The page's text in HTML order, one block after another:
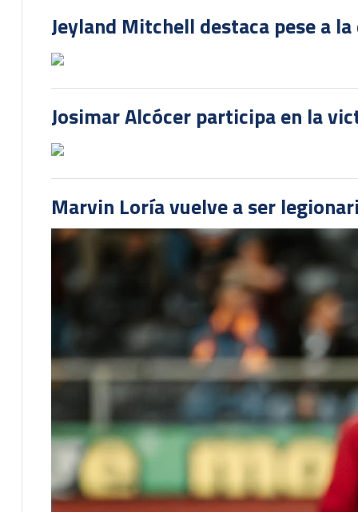
Jeyland Mitchell destaca pese a
Josimar Alcócer participa en la
Marvin Loría vuelve a ser